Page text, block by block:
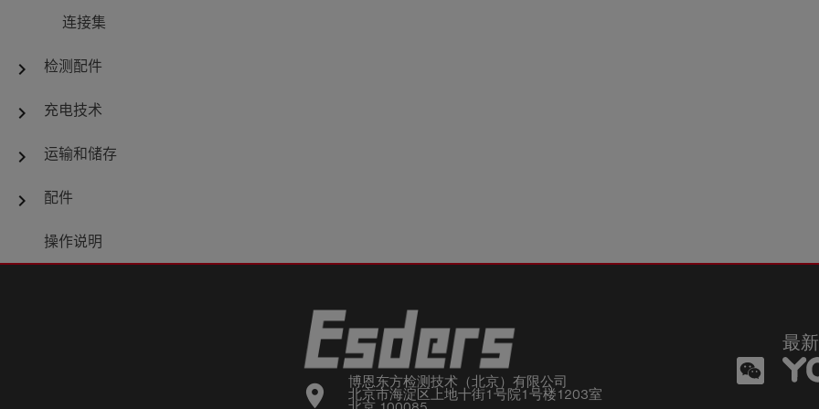
连接集
chevron_right 检测配件
chevron_right 充电技术
chevron_right 运输和储存
chevron_right 配件
操作说明
location_on
博恩东方检测技术（北京）有限公司
北京市海淀区上地十街1号院1号楼1203室
最